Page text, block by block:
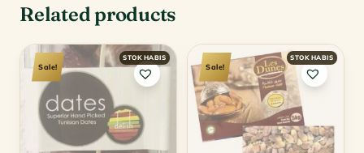
Related products
Sale! Sale!